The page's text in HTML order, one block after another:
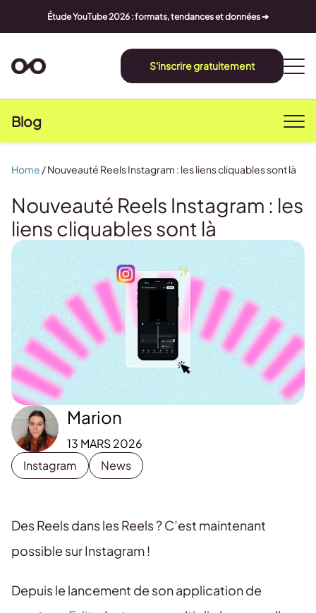
Étude YouTube 2026 : formats, tendances et données ➔
S'inscrire gratuitement
Blog
Nouveauté Reels Instagram : les
liens cliquables sont là
Marion
13 MARS 2026
Instagram
News
Home /Nouveauté Reels Instagram : les liens cliquables sont là
Des Reels dans les Reels ? C’est maintenant
possible sur Instagram !
Depuis le lancement de son application de